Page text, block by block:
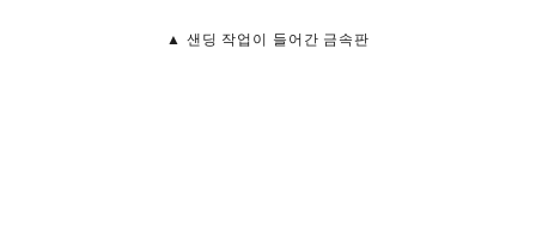
▲ 샌딩 작업이 들어간 금속판